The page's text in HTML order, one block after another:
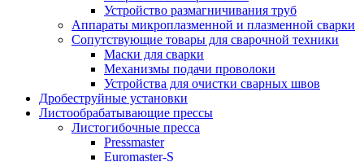
Устройство размагничивания труб
Аппараты микроплазменной и плазменной сварки
Сопутствующие товары для сварочной техники
Маски для сварки
Механизмы подачи проволоки
Устройства для очистки сварных швов
Дробеструйные установки
Листообрабатывающие прессы
Листогибочные пресса
Pressmaster
Euromaster-S